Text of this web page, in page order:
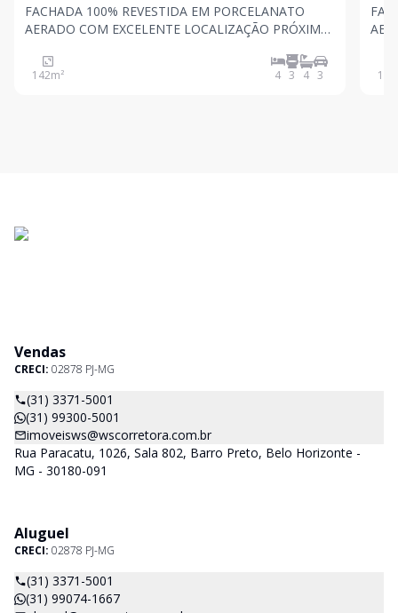
FACHADA 100% REVESTIDA EM PORCELANATO
AERADO COM EXCELENTE LOCALIZAÇÃO PRÓXIMO
SHOPPING, CENTER SÃO BENTO, AVENIDA RAJA
GABAGLIA, AVENIDA NOSSA SENHORA DO CARMO
142m² 4 3 4 3 142
Vendas
CRECI: 02878 PJ-MG
(31) 3371-5001
(31) 99300-5001
imoveisws@wscorretora.com.br
Rua Paracatu, 1026, Sala 802, Barro Preto, Belo Horizonte -
MG - 30180-091
Aluguel
CRECI: 02878 PJ-MG
(31) 3371-5001
(31) 99074-1667